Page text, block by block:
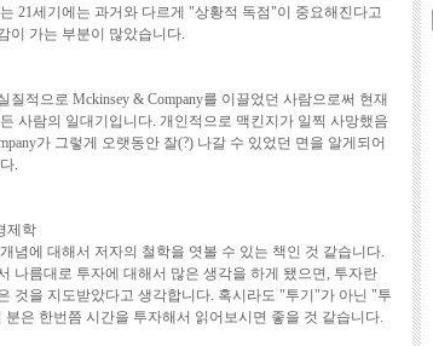
21세기에는 과거와 다르게 "상황적 독점"이 중요해진다고
이 가는 부분이 많았습니다.
질적으로 Mckinsey & Company를 이끌었던 사람으로써 현재
사람의 일대기입니다. 개인적으로 맥킨지가 일찍 사망했음
가 그렇게 오랫동안 잘(?) 나갈 수 있었던 면을 알게되어
.
제학
념에 대해서 저자의 철학을 엿볼 수 있는 책인 것 같습니다.
나름대로 투자에 대해서 많은 생각을 하게 됐으면, 투자란
것을 지도받았다고 생각합니다. 혹시라도 "투기"가 아닌 "투
분은 한번쯤 시간을 투자해서 읽어보시면 좋을 것 같습니다.